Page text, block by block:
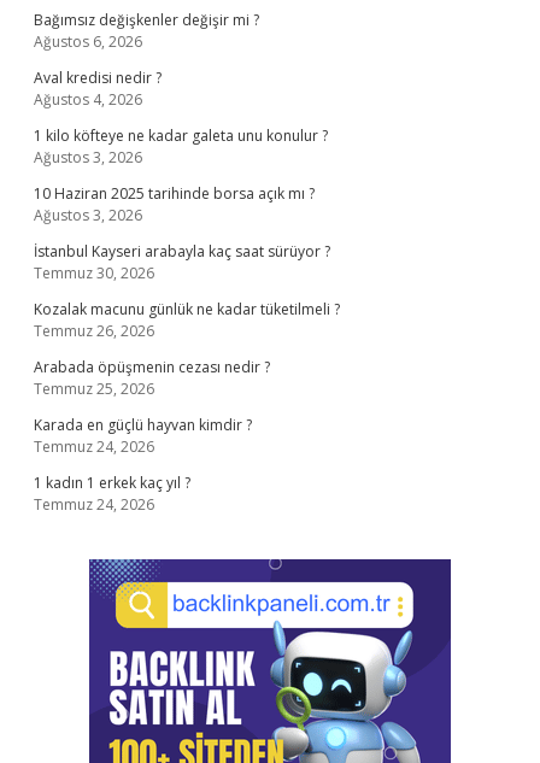
Bağımsız değişkenler değişir mi ?
Ağustos 6, 2026
Aval kredisi nedir ?
Ağustos 4, 2026
1 kilo köfteye ne kadar galeta unu konulur ?
Ağustos 3, 2026
10 Haziran 2025 tarihinde borsa açık mı ?
Ağustos 3, 2026
İstanbul Kayseri arabayla kaç saat sürüyor ?
Temmuz 30, 2026
Kozalak macunu günlük ne kadar tüketilmeli ?
Temmuz 26, 2026
Arabada öpüşmenin cezası nedir ?
Temmuz 25, 2026
Karada en güçlü hayvan kimdir ?
Temmuz 24, 2026
1 kadın 1 erkek kaç yıl ?
Temmuz 24, 2026